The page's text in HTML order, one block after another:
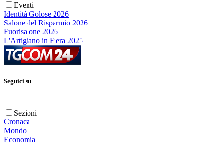
Eventi
Identità Golose 2026
Salone del Risparmio 2026
Fuorisalone 2026
L'Artigiano in Fiera 2025
Seguici su
Sezioni
Cronaca
Mondo
Economia